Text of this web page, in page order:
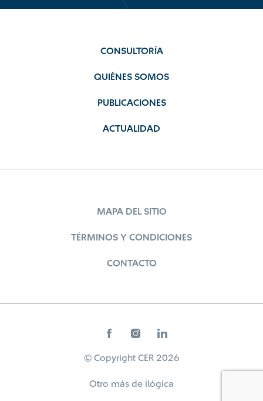
CONSULTORÍA
QUIÉNES SOMOS
PUBLICACIONES
ACTUALIDAD
MAPA DEL SITIO
TÉRMINOS Y CONDICIONES
CONTACTO
© Copyright CER 2026
Otro más de ilógica